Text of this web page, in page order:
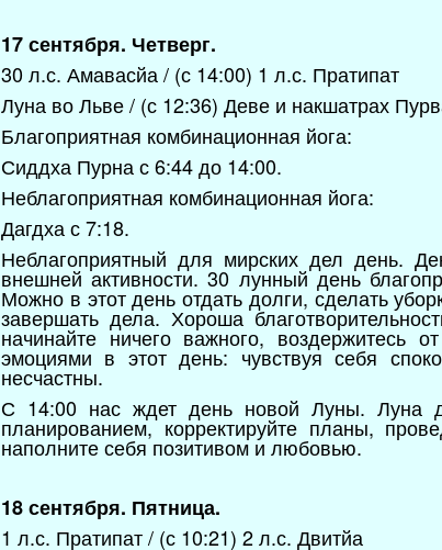
17 сентября. Четверг.
30 л.с. Амавасйа / (с 14:00) 1 л.с. Пратипат
Луна во Льве / (с 12:36) Деве и накшатрах
Благоприятная комбинационная йога:
Сиддха Пурна с 6:44 до 14:00.
Неблагоприятная комбинационная йога:
Дагдха с 7:18.
Неблагоприятный для мирских дел день.
внешней активности. 30 лунный день
Можно в этот день отдать долги, сделать
завершать дела. Хороша
начинайте ничего важного,
эмоциями в этот день: чувствуя себя
несчастны.
С 14:00 нас ждет день новой Луны. Луна
планированием, корректируйте планы,
наполните себя позитивом и любовью.
18 сентября. Пятница.
1 л.с. Пратипат / (с 10:21) 2 л.с. Двитйа